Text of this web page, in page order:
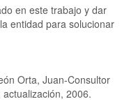
en este trabajo y dar
entidad para solucionar
Orta, Juan-Consultor
2006.